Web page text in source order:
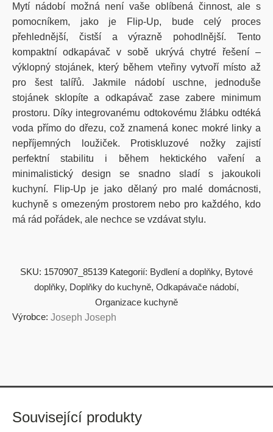
Mytí nádobí možná není vaše oblíbená činnost, ale s
pomocníkem, jako je Flip-Up, bude celý proces
přehlednější, čistší a výrazně pohodlnější. Tento
kompaktní odkapávač v sobě ukrývá chytré řešení –
výklopný stojánek, který během vteřiny vytvoří místo až
pro šest talířů. Jakmile nádobí uschne, jednoduše
stojánek sklopíte a odkapávač zase zabere minimum
prostoru. Díky integrovanému odtokovému žlábku odtéká
voda přímo do dřezu, což znamená konec mokré linky a
nepříjemných loužiček. Protiskluzové nožky zajistí
perfektní stabilitu i během hektického vaření a
minimalistický design se snadno sladí s jakoukoli
kuchyní. Flip-Up je jako dělaný pro malé domácnosti,
kuchyně s omezeným prostorem nebo pro každého, kdo
má rád pořádek, ale nechce se vzdávat stylu.
SKU: 1570907_85139 Kategorií: Bydlení a doplňky, Bytové
doplňky, Doplňky do kuchyně, Odkapávače nádobí,
Organizace kuchyně
Výrobce: Joseph Joseph
Související produkty